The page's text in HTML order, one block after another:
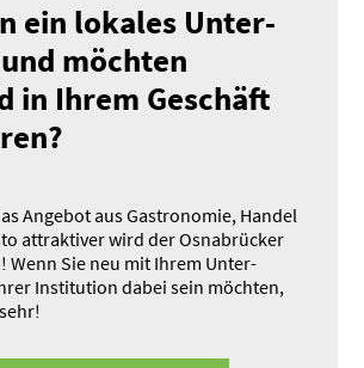
ein lokales Unter­
möchten
in Ihrem Geschäft
Angebot aus Gastro­nomie, Handel
attrak­tiver wird der Osnabrücker
Wenn Sie neu mit Ihrem Unter­
Insti­tution dabei sein möchten,